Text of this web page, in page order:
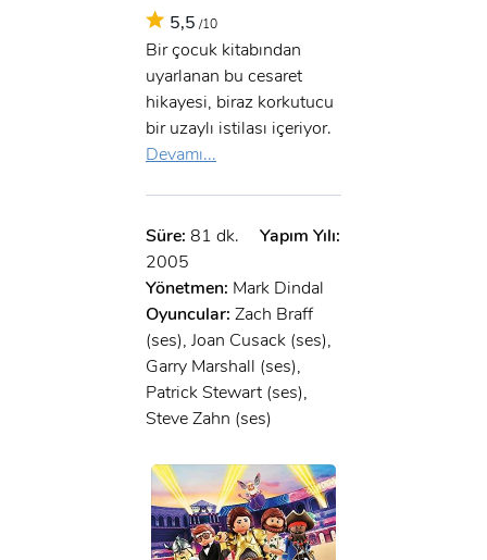
5,5 /10
Bir çocuk kitabından
uyarlanan bu cesaret
hikayesi, biraz korkutucu
bir uzaylı istilası içeriyor.
Devamı...
Süre: 81 dk.
Yapım Yılı:
2005
Yönetmen: Mark Dindal
Oyuncular: Zach Braff
(ses), Joan Cusack (ses),
Garry Marshall (ses),
Patrick Stewart (ses),
Steve Zahn (ses)